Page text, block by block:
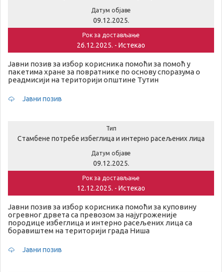
Датум објаве
09.12.2025.
Рок за достављање
26.12.2025. - Истекао
Јавни позив за избор корисника помоћи за помоћ у
пакетима хране за повратнике по основу споразума о
реадмисији на територији општине Тутин
Јавни позив
Тип
Стамбене потребе избеглица и интерно расељених лица
Датум објаве
09.12.2025.
Рок за достављање
12.12.2025. - Истекао
Јавни позив за избор корисника помоћи за куповину
огревног дрвета са превозом за најугроженије
породице избеглица и интерно расељених лица са
боравиштем на територији града Ниша
Јавни позив